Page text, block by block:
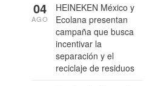
HEINEKEN México y
Ecolana presentan
campaña que busca
incentivar la
separación y el
reciclaje de residuos
04
AGO